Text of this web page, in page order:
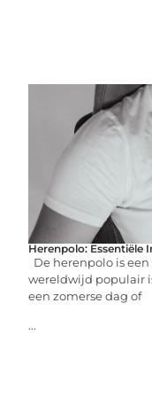
Herenpolo: Essentiële
De herenpolo is
wereldwijd populair
een zomerse dag of
...